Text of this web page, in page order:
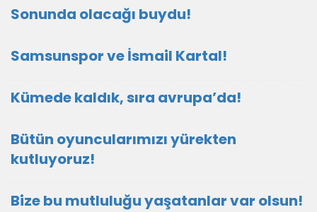
Sonunda olacağı buydu!
Samsunspor ve İsmail Kartal!
Kümede kaldık, sıra avrupa’da!
Bütün oyuncularımızı yürekten
kutluyoruz!
Bize bu mutluluğu yaşatanlar var olsun!